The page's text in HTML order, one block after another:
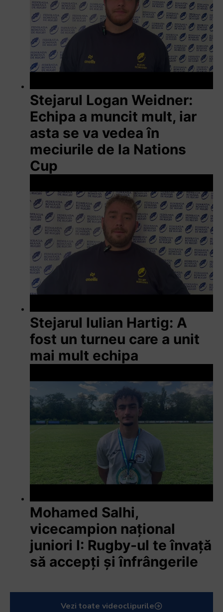
Stejarul Logan Weidner:
Echipa a muncit mult, iar
asta se va vedea în
meciurile de la Nations
Cup
Stejarul Iulian Hartig: A
fost un turneu care a unit
mai mult echipa
Mohamed Salhi,
vicecampion național
juniori I: Rugby-ul te învață
să accepți și înfrângerile
Vezi toate videoclipurile